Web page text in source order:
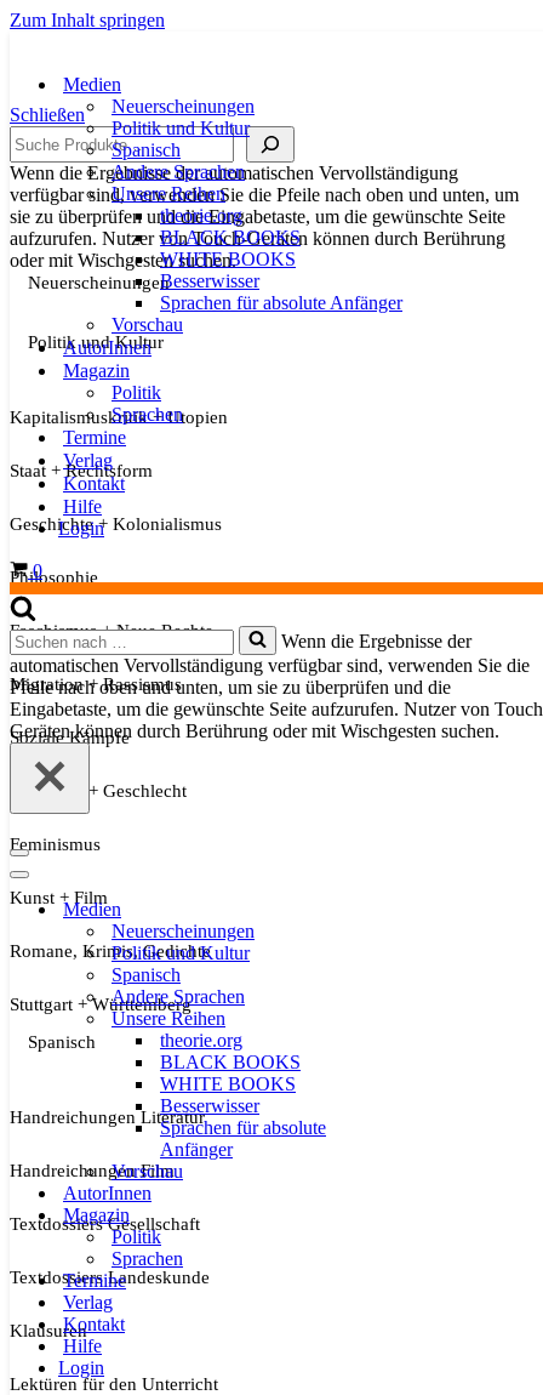
Zum Inhalt springen
Medien
Neuerscheinungen
Politik und Kultur
Spanisch
Andere Sprachen
Unsere Reihen
theorie.org
BLACK BOOKS
WHITE BOOKS
Besserwisser
Sprachen für absolute Anfänger
Vorschau
AutorInnen
Magazin
Politik
Sprachen
Termine
Verlag
Kontakt
Hilfe
Login
Warenkorb
0
Suchen
nach …
Wenn die Ergebnisse der
automatischen Vervollständigung verfügbar sind, verwenden Sie die
Pfeile nach oben und unten, um sie zu überprüfen und die
Eingabetaste, um die gewünschte Seite aufzurufen. Nutzer von
Geräten können durch Berührung oder mit Wischgesten suchen.
Navigationsmenü
Navigationsmenü
Medien
Neuerscheinungen
Politik und Kultur
Spanisch
Andere Sprachen
Unsere Reihen
theorie.org
BLACK BOOKS
WHITE BOOKS
Besserwisser
Sprachen für absolute
Anfänger
Vorschau
AutorInnen
Magazin
Politik
Sprachen
Termine
Verlag
Kontakt
Hilfe
Login
Schließen
Suche
Wenn die Ergebnisse der automatischen Vervollständigung
verfügbar sind, verwenden Sie die Pfeile nach oben und unten, um
sie zu überprüfen und die Eingabetaste, um die gewünschte Seite
aufzurufen. Nutzer von Touch-Geräten können durch Berührung
oder mit Wischgesten suchen.
Neuerscheinungen
Politik und Kultur
Kapitalismuskritik + Utopien
Staat + Rechtsform
Geschichte + Kolonialismus
Philosophie
Faschismus + Neue Rechte
Migration + Rassismus
Soziale Kämpfe
Sexualität + Geschlecht
Feminismus
Kunst + Film
Romane, Krimis, Gedichte
Stuttgart + Württemberg
Spanisch
Handreichungen Literatur
Handreichungen Film
Textdossiers Gesellschaft
Textdossiers Landeskunde
Klausuren
Lektüren für den Unterricht